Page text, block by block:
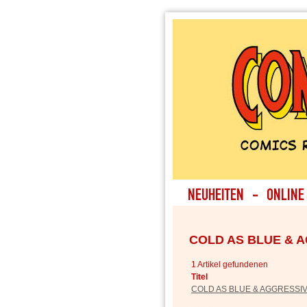
COLD AS BLUE &
1 Artikel gefundenen
Titel
COLD AS BLUE &